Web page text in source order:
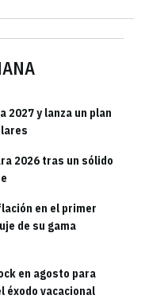
2027 y lanza un plan
2026 tras un sólido
en el primer
de su gama
en agosto para
éxodo vacacional